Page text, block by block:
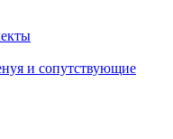
и сопутствующие